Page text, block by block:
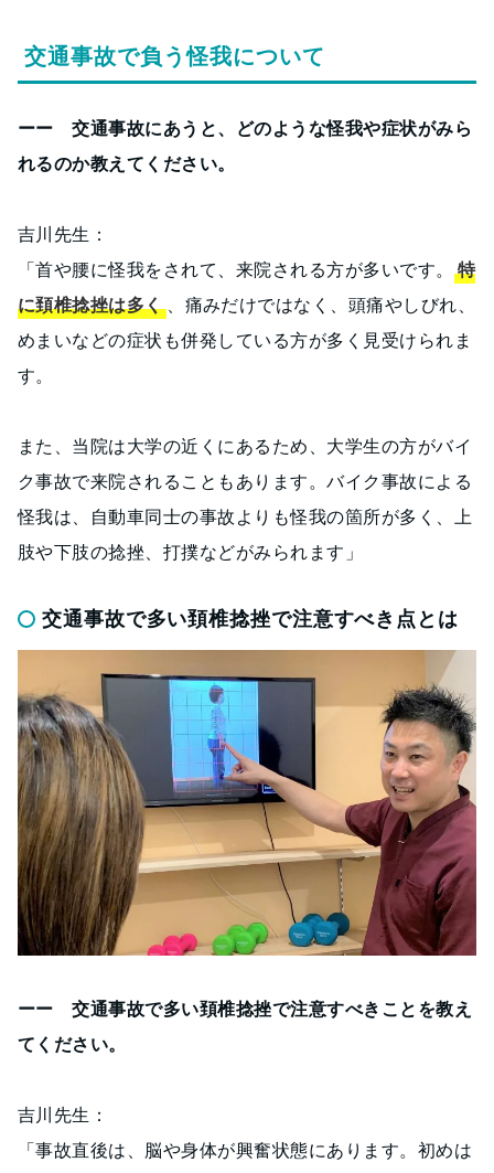
交通事故で負う怪我について
ーー 交通事故にあうと、どのような怪我や症状がみら
れるのか教えてください。
吉川先生：
「首や腰に怪我をされて、来院される方が多いです。
特
に頚椎捻挫は多く 、痛みだけではなく、頭痛やしびれ、
めまいなどの症状も併発している方が多く見受けられま
す。
また、当院は大学の近くにあるため、大学生の方がバイ
ク事故で来院されることもあります。バイク事故による
怪我は、自動車同士の事故よりも怪我の箇所が多く、上
肢や下肢の捻挫、打撲などがみられます」
交通事故で多い頚椎捻挫で注意すべき点とは
ーー 交通事故で多い頚椎捻挫で注意すべきことを教え
てください。
吉川先生：
「事故直後は、脳や身体が興奮状態にあります。初めは